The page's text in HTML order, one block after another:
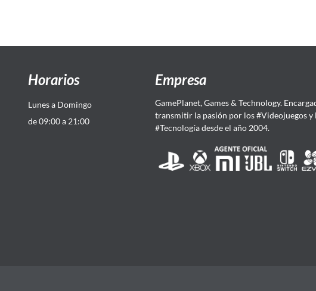
Horarios
Lunes a Domingo
de 09:00 a 21:00
Empresa
GamePlanet, Games & Technology.
transmitir la pasión por los #Videojuegos y
#Tecnología desde el año 2004.